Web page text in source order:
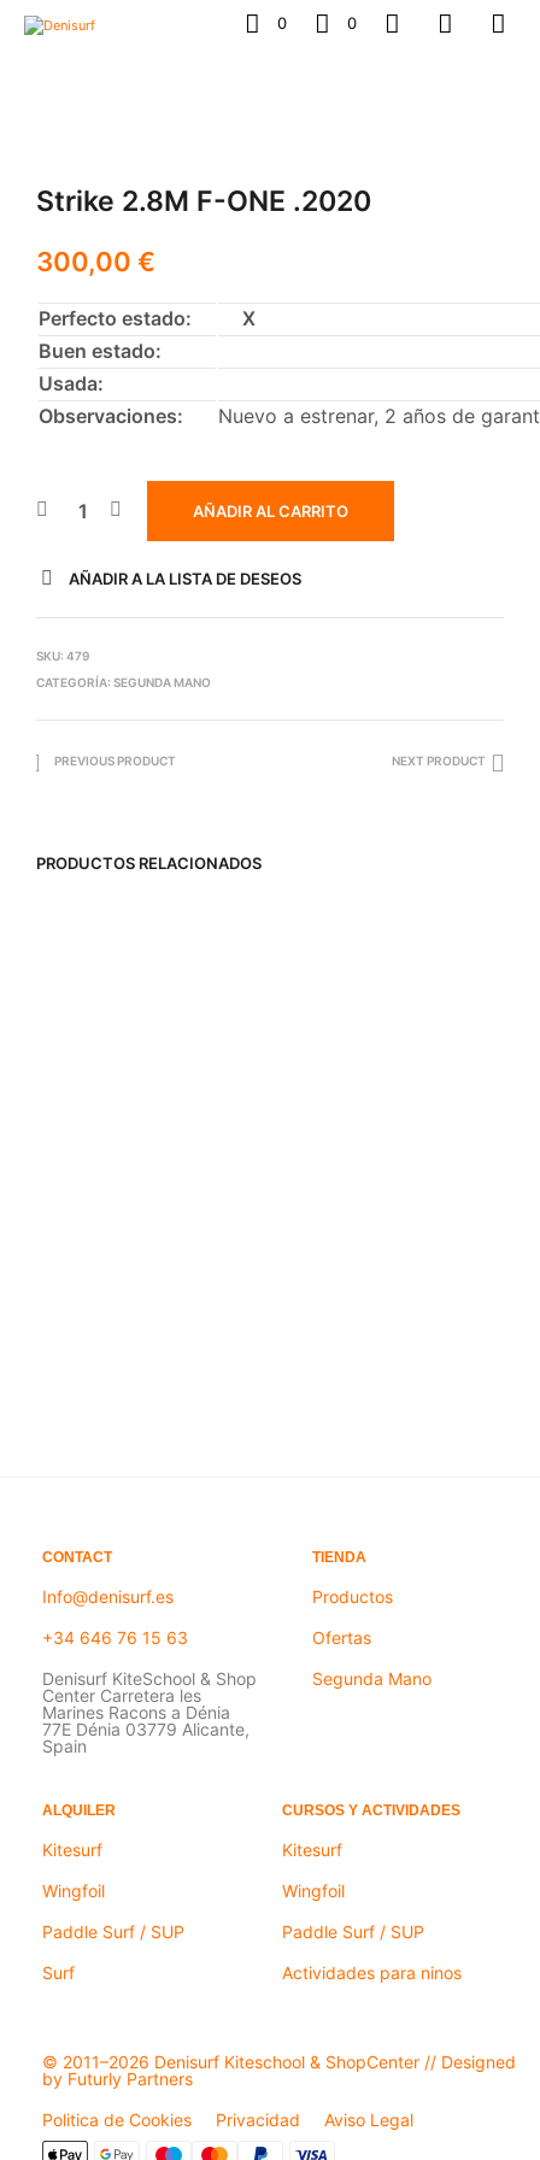
0 0
Strike 2.8M F-ONE .2020
300,00 €
Perfecto estado:
X
Buen estado:
Usada:
Observaciones:
Nuevo a estrenar, 2 años de
AÑADIR AL CARRITO
AÑADIR A LA LISTA DE DESEOS
SKU: 479
CATEGORÍA: SEGUNDA MANO
PREVIOUS PRODUCT NEXT PRODUCT
PRODUCTOS RELACIONADOS
CONTACT
Info@denisurf.es
+34 646 76 15 63
Denisurf KiteSchool & Shop
Center Carretera les
Marines Racons a Dénia
77E Dénia 03779 Alicante,
Spain
TIENDA
Productos
Ofertas
Segunda Mano
ALQUILER
Kitesurf
Wingfoil
Paddle Surf / SUP
Surf
CURSOS Y ACTIVIDADES
Kitesurf
Wingfoil
Paddle Surf / SUP
Actividades para ninos
© 2011–2026 Denisurf Kiteschool & ShopCenter // Designed
by Futurly Partners
Politica de Cookies
Privacidad Aviso Legal